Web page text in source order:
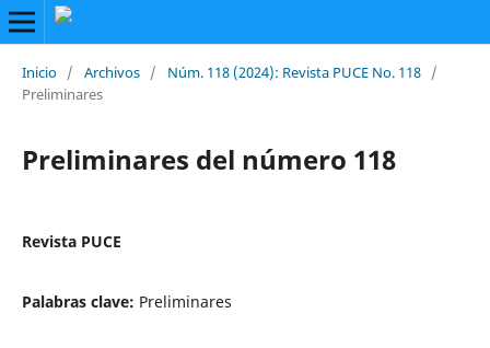
Inicio / Archivos / Núm. 118 (2024): Revista PUCE No. 118 /
Preliminares
Preliminares del número 118
Revista PUCE
Palabras clave: Preliminares